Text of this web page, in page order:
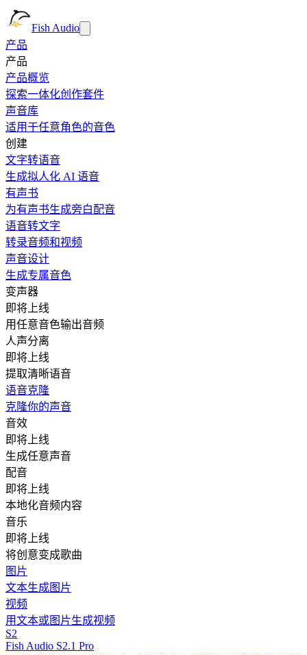
Fish Audio
产品
产品
产品概览
探索一体化创作套件
声音库
适用于任意角色的音色
创建
文字转语音
生成拟人化 AI 语音
有声书
为有声书生成旁白配音
语音转文字
转录音频和视频
声音设计
生成专属音色
变声器
即将上线
用任意音色输出音频
人声分离
即将上线
提取清晰语音
语音克隆
克隆你的声音
音效
即将上线
生成任意声音
配音
即将上线
本地化音频内容
音乐
即将上线
将创意变成歌曲
图片
文本生成图片
视频
用文本或图片生成视频
S2
Fish Audio S2.1 Pro